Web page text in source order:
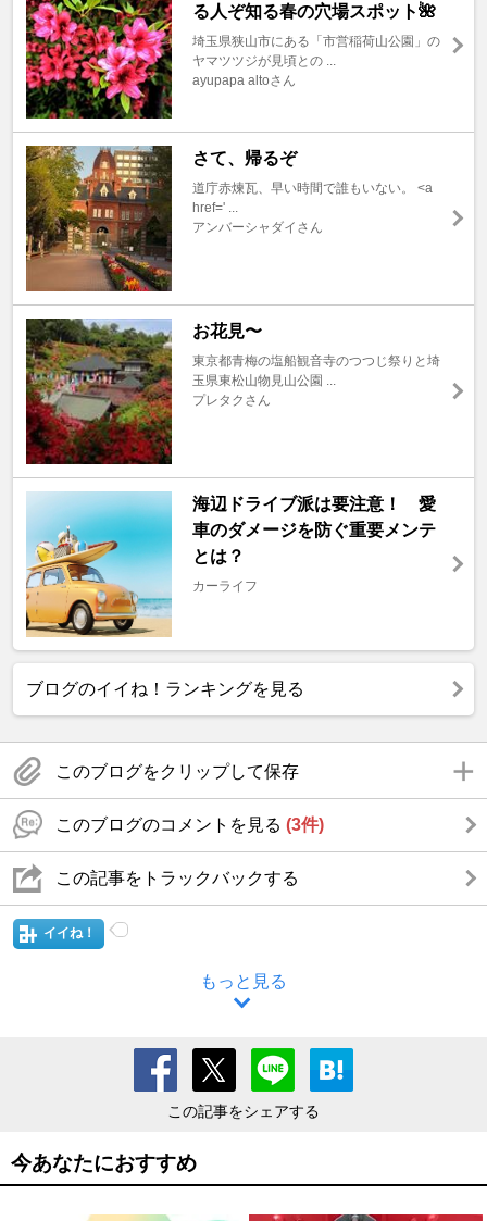
る人ぞ知る春の穴場スポット🌺
埼玉県狭山市にある「市営稲荷山公園」の
ヤマツツジが見頃との ...
ayupapa altoさん
さて、帰るぞ
道庁赤煉瓦、早い時間で誰もいない。 <a
href=' ...
アンバーシャダイさん
お花見〜
東京都青梅の塩船観音寺のつつじ祭りと埼
玉県東松山物見山公園 ...
プレタクさん
海辺ドライブ派は要注意！ 愛
車のダメージを防ぐ重要メンテ
とは？
カーライフ
ブログのイイね！ランキングを見る
このブログをクリップして保存
このブログのコメントを見る (3件)
この記事をトラックバックする
イイね！
もっと見る
この記事をシェアする
今あなたにおすすめ